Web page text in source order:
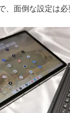
、面倒な設定は必